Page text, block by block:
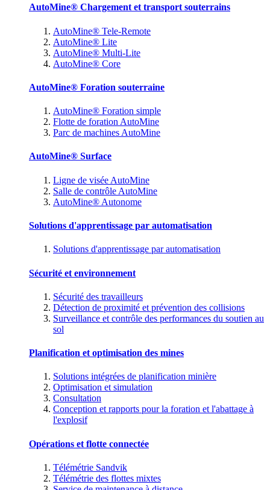
AutoMine® Chargement et transport souterrains
AutoMine® Tele-Remote
AutoMine® Lite
AutoMine® Multi-Lite
AutoMine® Core
AutoMine® Foration souterraine
AutoMine® Foration simple
Flotte de foration AutoMine
Parc de machines AutoMine
AutoMine® Surface
Ligne de visée AutoMine
Salle de contrôle AutoMine
AutoMine® Autonome
Solutions d'apprentissage par automatisation
Solutions d'apprentissage par automatisation
Sécurité et environnement
Sécurité des travailleurs
Détection de proximité et prévention des collisions
Surveillance et contrôle des performances du soutien au
sol
Planification et optimisation des mines
Solutions intégrées de planification minière
Optimisation et simulation
Consultation
Conception et rapports pour la foration et l'abattage à
l'explosif
Opérations et flotte connectée
Télémétrie Sandvik
Télémétrie des flottes mixtes